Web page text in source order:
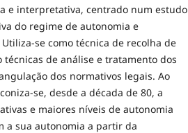
e interpretativa, centrado num estudo
do regime de autonomia e
se como técnica de recolha de
de análise e tratamento dos
dos normativos legais. Ao
se, desde a década de 80, a
e maiores níveis de autonomia
a sua autonomia a partir da